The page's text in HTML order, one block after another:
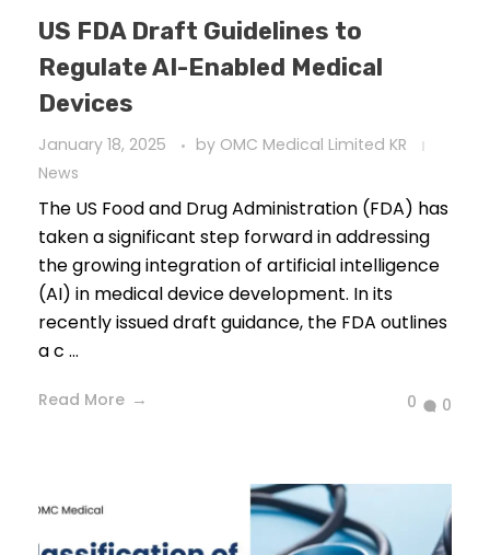
US FDA Draft Guidelines to
Regulate AI-Enabled Medical
Devices
January 18, 2025 by OMC Medical Limited KR
News
The US Food and Drug Administration (FDA) has
taken a significant step forward in addressing
the growing integration of artificial intelligence
(AI) in medical device development. In its
recently issued draft guidance, the FDA outlines
a c ...
Read More 0 0